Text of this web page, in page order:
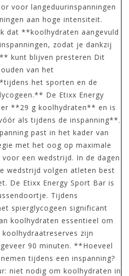
voor langeduurinspanningen
aan hoge intensiteit.
dat **koolhydraten aangevuld
zodat je dankzij
kunt blijven presteren Dit
van het
het sporten en de
De Etixx Energy
**29 g koolhydraten** en is
als tijdens de inspanning**.
past in het kader van
met het oog op maximale
een wedstrijd. In de dagen
wedstrijd volgen atleten best
De Etixx Energy Sport Bar is
Tijdens
spierglycogeen significant
koolhydraten essentieel om
zijn
90 minuten. **Hoeveel
tijdens een inspanning?
niet nodig om koolhydraten in